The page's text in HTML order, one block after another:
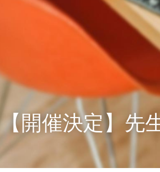
【開催決定】先